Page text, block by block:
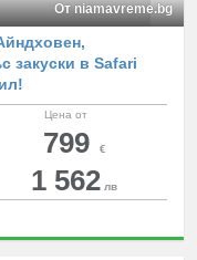
От niamavreme.bg
закуски в Safari
Цена от
799 €
1 562 лв